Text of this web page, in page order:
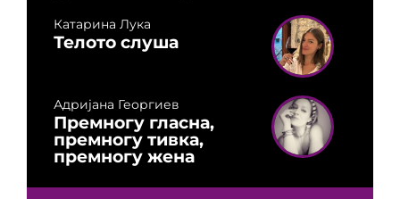
Катарина Лука
Телото слуша
Адријана Георгиев
Премногу гласна,
премногу тивка,
премногу жена